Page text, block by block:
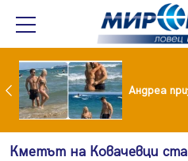
Кметът на Ковачевци